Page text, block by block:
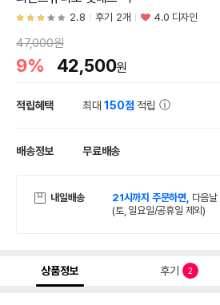
2.8 후기 2개 4.0 디자인
47,000원
9% 42,500원
적립혜택 최대150점 적립
배송정보 무료배송
내일배송 21시까지 주문하면, 다음
(토, 일요일/공휴일 제외)
상품정보 후기 2